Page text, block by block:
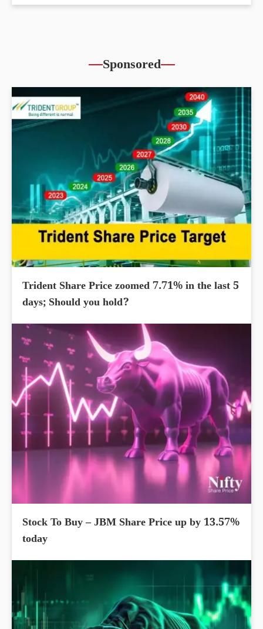
Sponsored
Trident Share Price zoomed 7.71% in the last 5
days; Should you hold?
Stock To Buy – JBM Share Price up by 13.57%
today